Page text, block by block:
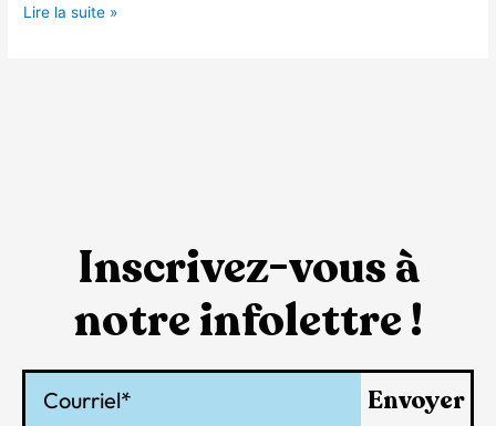
Lire la suite »
Inscrivez-vous à
notre infolettre !
Envoyer